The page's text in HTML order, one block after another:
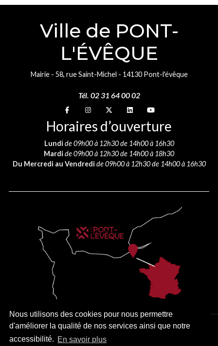
Nous utilisons des cookies pour nous permettre
d'améliorer la qualité de nos services ainsi que notre
accessibilité. En savoir plus
Ville de PONT-
L'ÉVÊQUE
Mairie - 58, rue Saint-Michel - 14130 Pont-l'évêque
Tél. 02 31 64 00 02
Suivez-nous sur
Suivez-nous sur
Suivez-nous sur
Suivez-nous sur
Suivez-nous sur
Horaires d’ouverture
Lundi de 09h00 à 12h30 de 14h00 à 16h30
Mardi de 09h00 à 12h30 de 14h00 à 18h30
Du Mercredi au Vendredi de 09h00 à 12h30 de 14h00 à 16h30
PLAN DU SITE MENTIONS LÉGALES ACCESSIBILITÉ